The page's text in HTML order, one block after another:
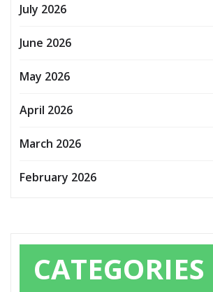
July 2026
June 2026
May 2026
April 2026
March 2026
February 2026
CATEGORIES